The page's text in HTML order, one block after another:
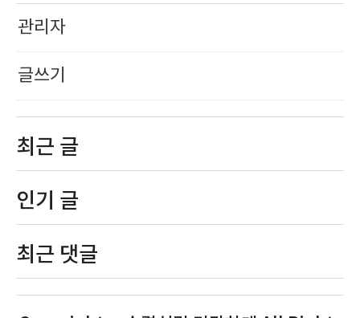
관리자
글쓰기
최근 글
인기 글
최근 댓글